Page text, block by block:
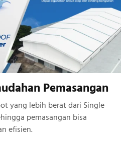
Pemasangan
yang lebih berat dari Single
pemasangan bisa
efisien.